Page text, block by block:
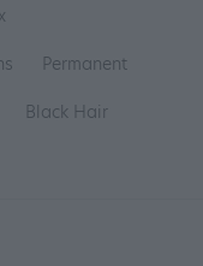
Permanent
Black Hair